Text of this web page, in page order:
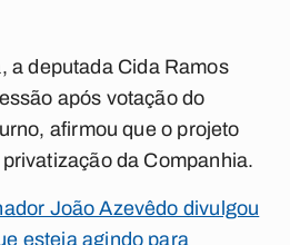
, a deputada Cida Ramos
após votação do
afirmou que o projeto
da Companhia.
João Azevêdo divulgou
esteja agindo para